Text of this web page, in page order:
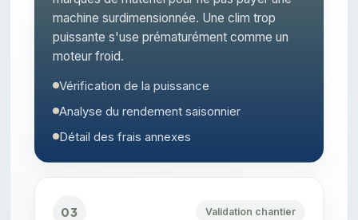
machine surdimensionnée. Une clim trop
puissante s'use prématurément comme un
moteur froid.
Vérification de la puissance
Analyse du rendement saisonnier
Détail des frais annexes
03 Validation chantier